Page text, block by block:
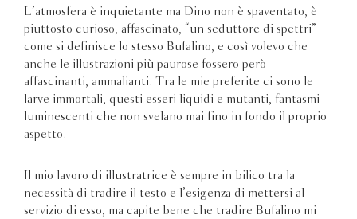
L’atmosfera è inquietante ma Dino non è spaventato, è
piuttosto curioso, affascinato, “un seduttore di spettri”
come si definisce lo stesso Bufalino, e così volevo che
anche le illustrazioni più paurose fossero però
affascinanti, ammalianti. Tra le mie preferite ci sono le
larve immortali, questi esseri liquidi e mutanti, fantasmi
luminescenti che non svelano mai fino in fondo il proprio
aspetto.
Il mio lavoro di illustratrice è sempre in bilico tra la
necessità di tradire il testo e l’esigenza di mettersi al
servizio di esso, ma capite bene che tradire Bufalino mi